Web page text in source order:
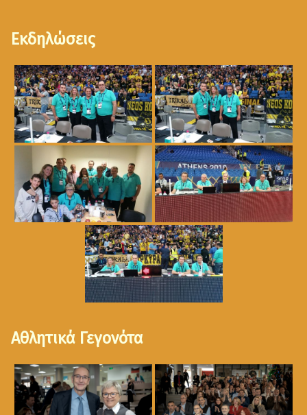
Εκδηλώσεις
Αθλητικά Γεγονότα